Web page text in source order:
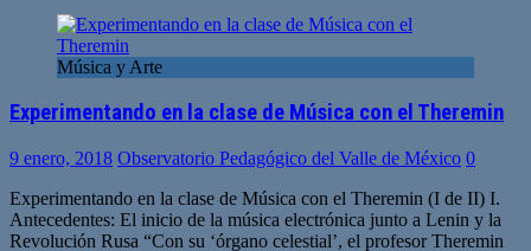
Música y Arte
Experimentando en la clase de Música con el Theremin
9 enero, 2018 Observatorio Pedagógico del Valle de México 0
Experimentando en la clase de Música con el Theremin (I de II) I.
Antecedentes: El inicio de la música electrónica junto a Lenin y la
Revolución Rusa “Con su ‘órgano celestial’, el profesor Theremin